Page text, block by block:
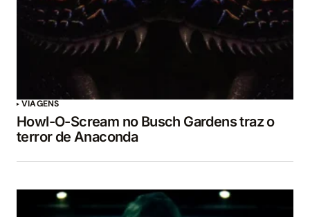
VIAGENS
Howl-O-Scream no Busch Gardens traz o
terror de Anaconda